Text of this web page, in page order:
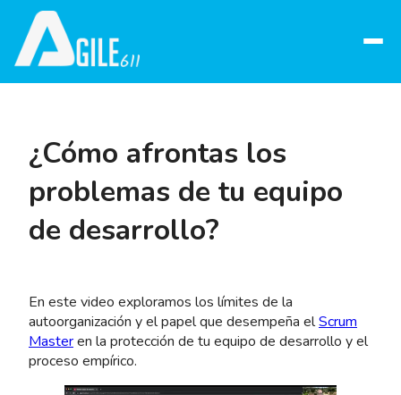
Abrir
¿Cómo afrontas los
problemas de tu equipo
de desarrollo?
En este video exploramos los límites de la
autoorganización y el papel que desempeña elScrum
Masteren la protección de tu equipo de desarrollo y el
proceso empírico.